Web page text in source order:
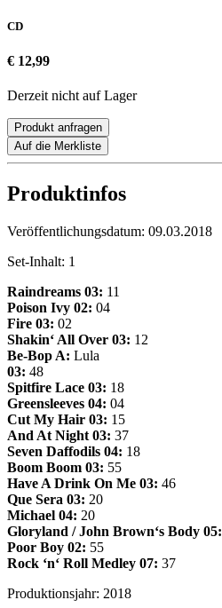
CD
€ 12,99
Derzeit nicht auf Lager
Produkt anfragen
Auf die Merkliste
Produktinfos
Veröffentlichungsdatum: 09.03.2018
Set-Inhalt: 1
Raindreams 03: 11
Poison Ivy 02: 04
Fire 03: 02
Shakin‘ All Over 03: 12
Be-Bop A: Lula
03: 48
Spitfire Lace 03: 18
Greensleeves 04: 04
Cut My Hair 03: 15
And At Night 03: 37
Seven Daffodils 04: 18
Boom Boom 03: 55
Have A Drink On Me 03: 46
Que Sera 03: 20
Michael 04: 20
Gloryland / John Brown‘s Body 05:
Poor Boy 02: 55
Rock ‘n‘ Roll Medley 07: 37
Produktionsjahr: 2018